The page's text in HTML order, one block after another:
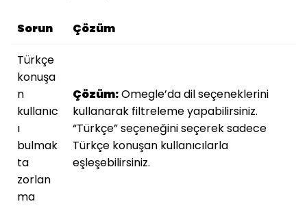
Sorun
Çözüm
Türkçe
konuşa
n
kullanıc
ı
bulmak
ta
zorlan
ma
Çözüm:Omegle’da dil seçeneklerini
kullanarak filtreleme yapabilirsiniz.
“Türkçe” seçeneğini seçerek sadece
Türkçe konuşan kullanıcılarla
eşleşebilirsiniz.